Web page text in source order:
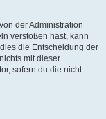
der Administration
verstoßen hast, kann
die Entscheidung der
mit dieser
sofern du die nicht